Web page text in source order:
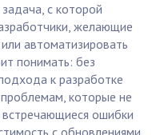
с которой
желающие
автоматизировать
понимать: без
к разработке
проблемам, которые не
ошибки